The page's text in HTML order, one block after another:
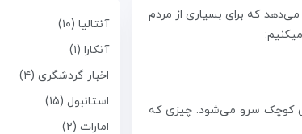
که برای بسیاری از مردم
کوچک سرو می‌شود. چیزی که
آنتالیا (۱۰)
آنکارا (۱)
اخبار گردشگری (۴)
استانبول (۱۵)
امارات (۲)